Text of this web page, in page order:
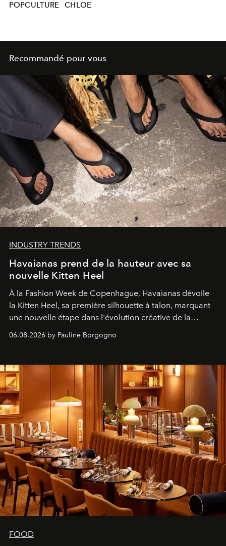
POPCULTURE CHLOE
Recommandé pour vous
INDUSTRY TRENDS
Havaianas prend de la hauteur avec sa
nouvelle Kitten Heel
À la Fashion Week de Copenhague, Havaianas dévoile
la Kitten Heel, sa première silhouette à talon, marquant
une nouvelle étape dans l'évolution créative de la
06.08.2026 by Pauline Borgogno
FOOD